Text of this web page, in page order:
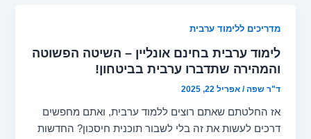
מדריכים ללימוד ערבית
לימוד ערבית בחינם אונליין – השיטה הפשוטה
והמהירה שתדברו ערבית בביטחון!
ד"ר שפה/אפריל 22, 2025
אז החלטתם שאתם רוצים ללמוד ערבית, ואתם מחפשים
דרכים לעשות את זה בלי לשבור תוכנית חיסכון? החדשות